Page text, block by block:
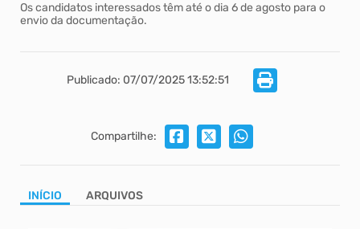
Os candidatos interessados têm até o dia 6 de agosto para o
envio da documentação.
Publicado: 07/07/2025 13:52:51
Compartilhe:
INÍCIO ARQUIVOS